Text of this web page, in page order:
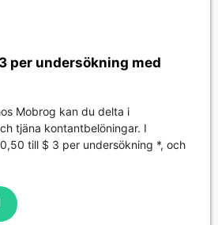
per undersökning med
Mobrog kan du delta i
tjäna kontantbelöningar. I
till $ 3 per undersökning *, och